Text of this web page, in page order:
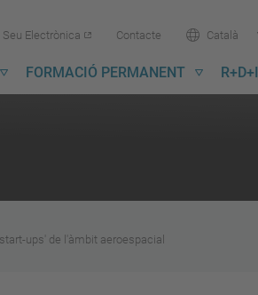
Seu Electrònica Contacte Idioma:Català
FORMACIÓ PERMANENT R+D+I
ups' de l'àmbit aeroespacial